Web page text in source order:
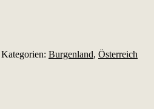
Kategorien: Burgenland, Österreich